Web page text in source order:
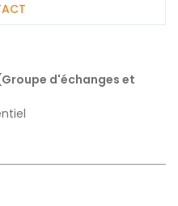
(Groupe d'échanges et